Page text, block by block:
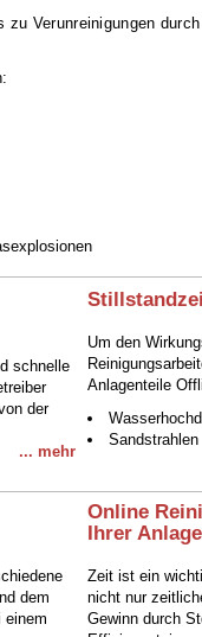
Verunreinigungen
schnelle
der
... mehr
Um den
Anlagenteile
Sandstrahlen
dem
einem
Online
Ihrer Anlage
Zeit ist ein
nicht nur
Gewinn durch